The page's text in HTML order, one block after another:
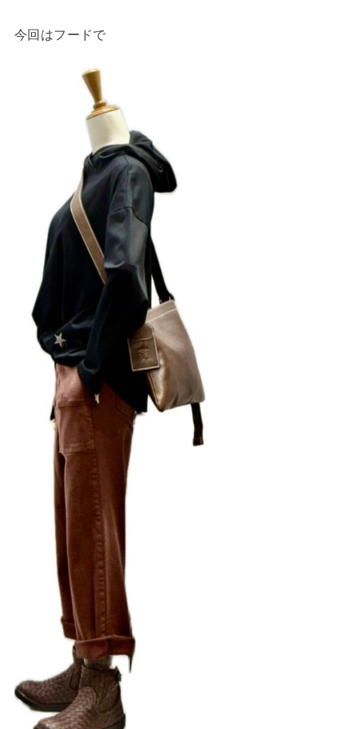
今回はフードで